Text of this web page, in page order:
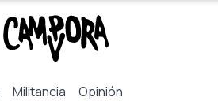
Militancia Opinión